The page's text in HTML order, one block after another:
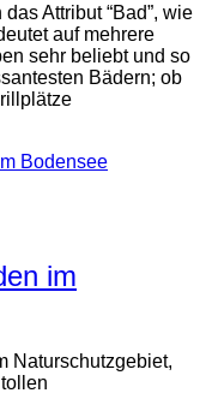
Attribut “Bad”, wie
auf mehrere
sehr beliebt und so
Bädern; ob
im
Naturschutzgebiet,